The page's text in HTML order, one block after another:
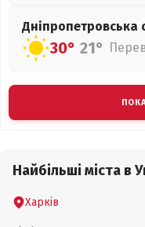
Дніпропетровська
30° 21°
Найбільші міста в
Харків